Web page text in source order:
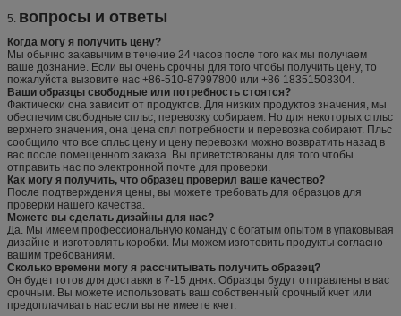
5. вопросы и ответы
Когда могу я получить цену?
Мы обычно закавычим в течение 24 часов после того как мы получаем
ваше дознание. Если вы очень срочны для того чтобы получить цену, то
пожалуйста вызовите нас +86-510-87997800 или +86 18351508304.
Ваши образцы свободные или потребность стоятся?
Фактически она зависит от продуктов. Для низких продуктов значения, мы
обеспечим свободные спльс, перевозку собираем. Но для некоторых спльс
верхнего значения, она цена спл потребности и перевозка собирают. Пльс
сообщило что все спльс цену и цену перевозки можно возвратить назад в
вас после помещенного заказа. Вы приветствованы для того чтобы
отправить нас по электронной почте для проверки.
Как могу я получить, что образец проверил ваше качество?
После подтверждения цены, вы можете требовать для образцов для
проверки нашего качества.
Можете вы сделать дизайны для нас?
Да. Мы имеем профессиональную команду с богатым опытом в упаковывая
дизайне и изготовлять коробки. Мы можем изготовить продукты согласно
вашим требованиям.
Сколько времени могу я рассчитывать получить образец?
Он будет готов для доставки в 7-15 днях. Образцы будут отправлены в вас
срочным. Вы можете использовать ваш собственный срочный кчет или
предоплачивать нас если вы не имеете кчет.